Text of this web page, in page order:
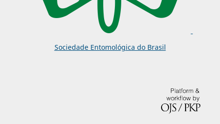
Sociedade Entomológica do Brasil